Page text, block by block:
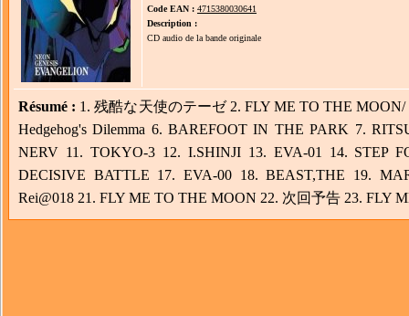
Code EAN : 4715380030641
Description :
CD audio de la bande originale
Résumé : 1. 残酷な天使のテーゼ 2. FLY ME TO THE
Hedgehog's Dilemma 6. BAREFOOT IN THE PARK 7.
NERV 11. TOKYO-3 12. I.SHINJI 13. EVA-01 14. STEP
DECISIVE BATTLE 17. EVA-00 18. BEAST,THE 19.
Rei@018 21. FLY ME TO THE MOON 22. 次回予告 23. FLY